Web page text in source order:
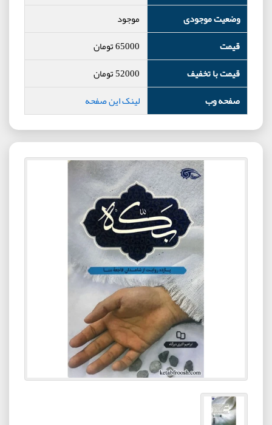
وضعیت موجودی
موجود
قیمت
65000تومان
قیمت با تخفیف
52000تومان
صفحه وب
لینک این صفحه